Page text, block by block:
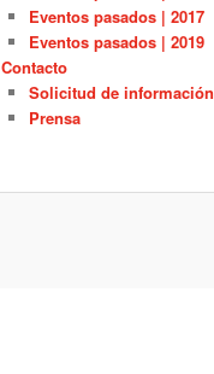
Eventos pasados | 2017
Eventos pasados | 2019
Contacto
Solicitud de información
Prensa